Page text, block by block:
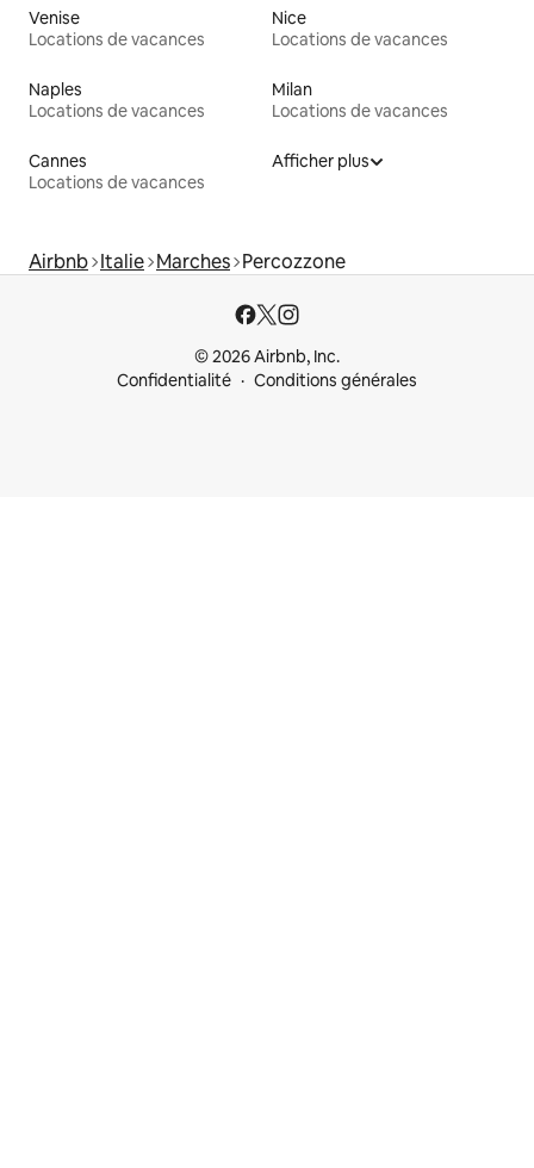
Venise
Locations de vacances
Nice
Locations de vacances
Naples
Locations de vacances
Milan
Locations de vacances
Cannes
Locations de vacances
Afficher plus
Airbnb Italie Marches Percozzone
© 2026 Airbnb, Inc.
Confidentialité
Conditions générales